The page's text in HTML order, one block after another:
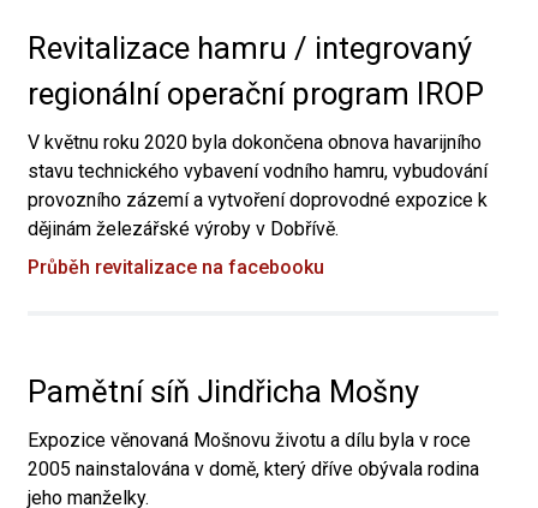
Revitalizace hamru / integrovaný
regionální operační program IROP
V květnu roku 2020 byla dokončena obnova havarijního
stavu technického vybavení vodního hamru, vybudování
provozního zázemí a vytvoření doprovodné expozice k
dějinám železářské výroby v Dobřívě.
Průběh revitalizace na facebooku
Pamětní síň Jindřicha Mošny
Expozice věnovaná Mošnovu životu a dílu byla v roce
2005 nainstalována v domě, který dříve obývala rodina
jeho manželky.